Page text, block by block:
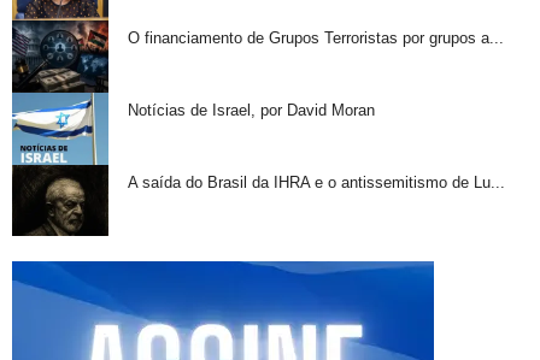
O financiamento de Grupos Terroristas por grupos a...
Notícias de Israel, por David Moran
A saída do Brasil da IHRA e o antissemitismo de Lu...